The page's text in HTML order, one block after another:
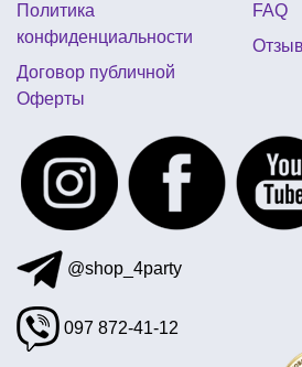
день рождение в стиле фиксики
мексиканский костюм
подарки коллегам на день
маска зомби
аксессуары
Политика
конфиденциальности
Договор публичной
Оферты
FAQ
@shop_4party
097 872-41-12